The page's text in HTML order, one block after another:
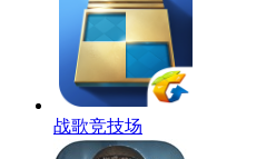
战歌竞技场